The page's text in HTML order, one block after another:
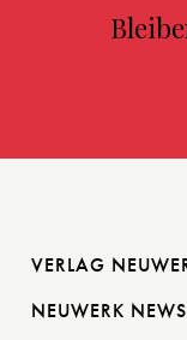
VERLAG
NEUWERK NEWS